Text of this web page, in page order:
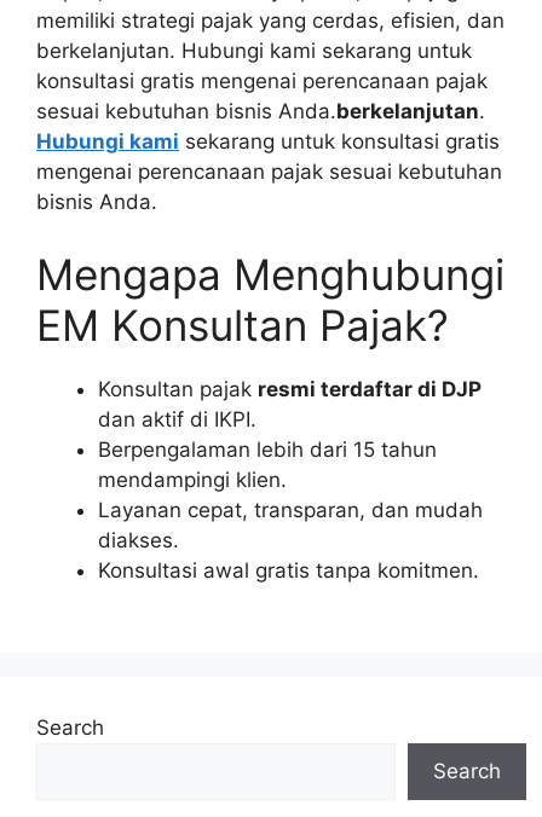
memiliki strategi pajak yang cerdas, efisien, dan
berkelanjutan. Hubungi kami sekarang untuk
konsultasi gratis mengenai perencanaan pajak
sesuai kebutuhan bisnis Anda.berkelanjutan.
Hubungi kami sekarang untuk konsultasi gratis
mengenai perencanaan pajak sesuai kebutuhan
bisnis Anda.
Mengapa Menghubungi
EM Konsultan Pajak?
Konsultan pajak resmi terdaftar di DJP
dan aktif di IKPI.
Berpengalaman lebih dari 15 tahun
mendampingi klien.
Layanan cepat, transparan, dan mudah
diakses.
Konsultasi awal gratis tanpa komitmen.
Search
Search